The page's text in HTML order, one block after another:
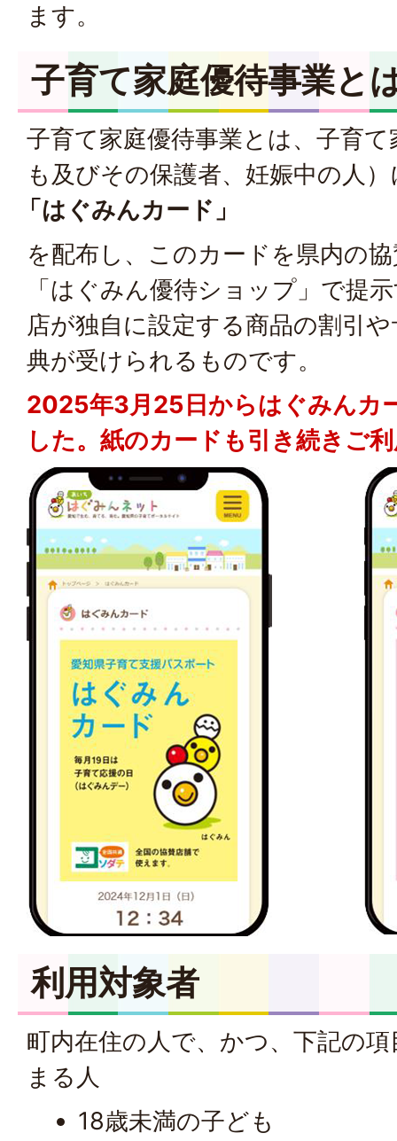
ます。
子育て家庭優待事業と
子育て家庭優待事業とは、子育
も及びその保護者、妊娠中の人）
「はぐみんカード」
を配布し、このカードを県内の
「はぐみん優待ショップ」で提
店が独自に設定する商品の割引
典が受けられるものです。
2025年3月25日からはぐみんカ
した。紙のカードも引き続きご
利用対象者
町内在住の人で、かつ、下記の
まる人
18歳未満の子ども